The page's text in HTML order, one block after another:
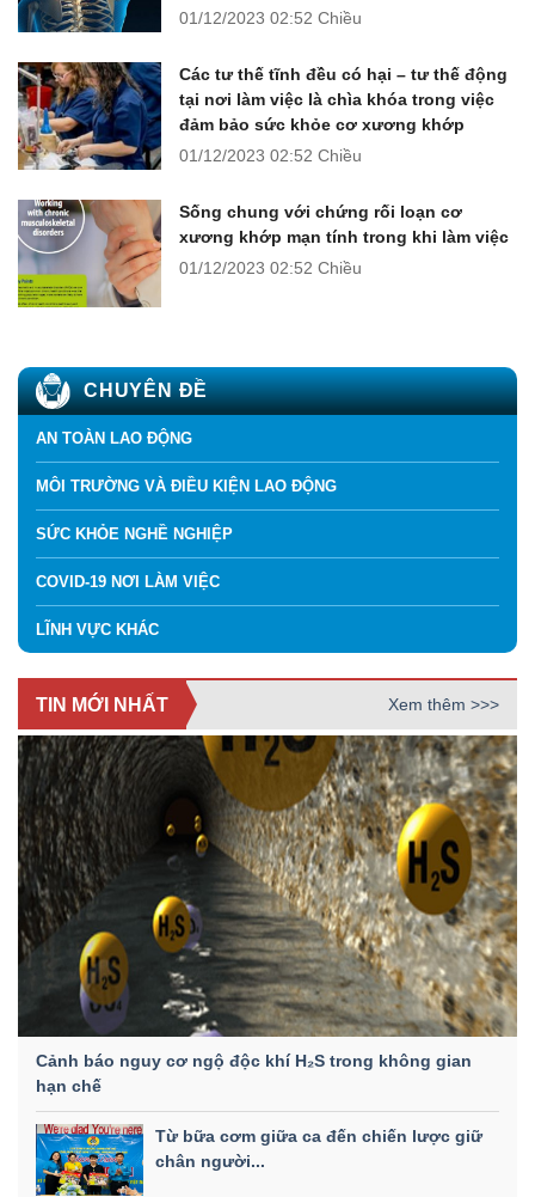
01/12/2023 02:52 Chiều
Các tư thế tĩnh đều có hại – tư thế động
tại nơi làm việc là chìa khóa trong việc
đảm bảo sức khỏe cơ xương khớp
01/12/2023 02:52 Chiều
Sống chung với chứng rối loạn cơ
xương khớp mạn tính trong khi làm việc
01/12/2023 02:52 Chiều
CHUYÊN ĐỀ
AN TOÀN LAO ĐỘNG
MÔI TRƯỜNG VÀ ĐIỀU KIỆN LAO ĐỘNG
SỨC KHỎE NGHỀ NGHIỆP
COVID-19 NƠI LÀM VIỆC
LĨNH VỰC KHÁC
TIN MỚI NHẤT Xem thêm >>>
Cảnh báo nguy cơ ngộ độc khí H₂S trong không gian
hạn chế
Từ bữa cơm giữa ca đến chiến lược giữ
chân người...